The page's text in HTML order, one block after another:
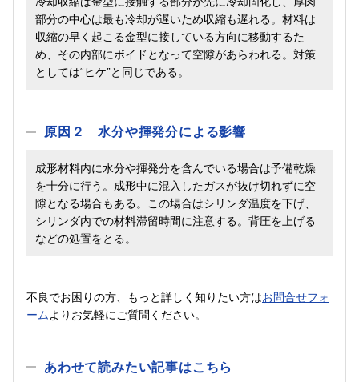
部分の中心は最も冷却が遅いため収縮も遅れる。材料は
収縮の早く起こる金型に接している方向に移動するた
め、その内部にボイドとなって空隙があらわれる。対策
としては“ヒケ”と同じである。
原因２ 水分や揮発分による影響
成形材料内に水分や揮発分を含んでいる場合は予備乾燥
を十分に行う。成形中に混入したガスが抜け切れずに空
隙となる場合もある。この場合はシリンダ温度を下げ、
シリンダ内での材料滞留時間に注意する。背圧を上げる
などの処置をとる。
不良でお困りの方、もっと詳しく知りたい方はお問合せフォ
ームよりお気軽にご質問ください。
あわせて読みたい記事はこちら